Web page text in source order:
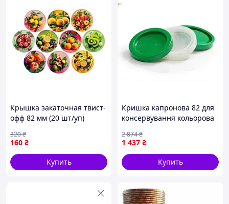
Крышка закаточная твист-
офф 82 мм (20 шт/уп)
консервации банок с
резьбой "Экзотические
фрукты" Панночка
160 ₴
320₴
Купить
Кришка капронова 82 для
консервування кольорова
герметичного закриття
1 437 ₴
2 874₴
Купить